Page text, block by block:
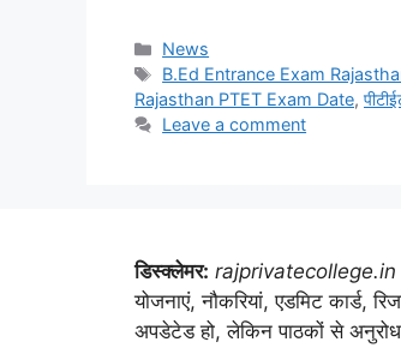
Categories
News
Tags
B.Ed Entrance Exam
Rajasthan PTET Exam Date,
Leave a comment
डिस्क्लेमर: rajprivatecollege.in
योजनाएं, नौकरियां, एडमिट कार्ड,
अपडेटेड हो, लेकिन पाठकों से